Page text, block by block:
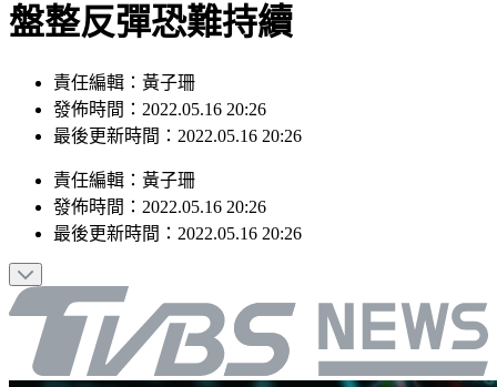
盤整反彈恐難持續
責任編輯：黃子珊
發佈時間：2022.05.16 20:26
最後更新時間：2022.05.16 20:26
責任編輯 ： 黃子珊
發佈時間： 2022.05.16 20:26
最後更新時間： 2022.05.16 20:26